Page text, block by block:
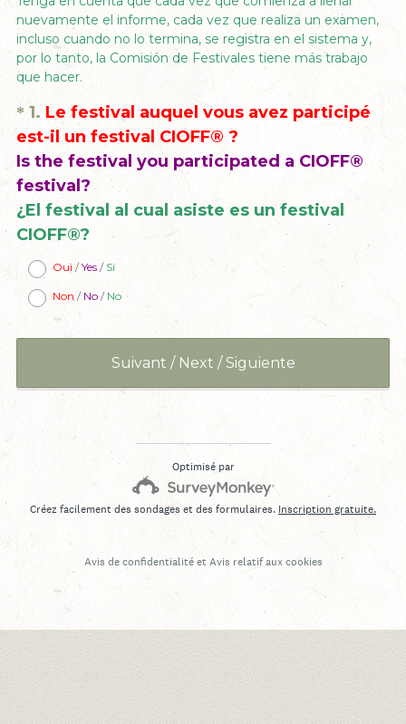
nuevamente el informe, cada vez que realiza un examen,
incluso cuando no lo termina, se registra en el sistema y,
por lo tanto, la Comisión de Festivales tiene más trabajo
que hacer.
Question
Title
* 1. Le festival auquel vous avez participé
est-il un festival CIOFF® ?
Is the festival you participated a CIOFF®
festival?
¿El festival al cual asiste es un festival
CIOFF®?
O
l
e
Oui /Yes / Sí
Non / No / No
Suivant / Next / Siguiente
Optimisé par
Créez facilement des sondages et des formulaires. Inscription gratuite.
Avis de confidentialitéet Avis relatif aux cookies